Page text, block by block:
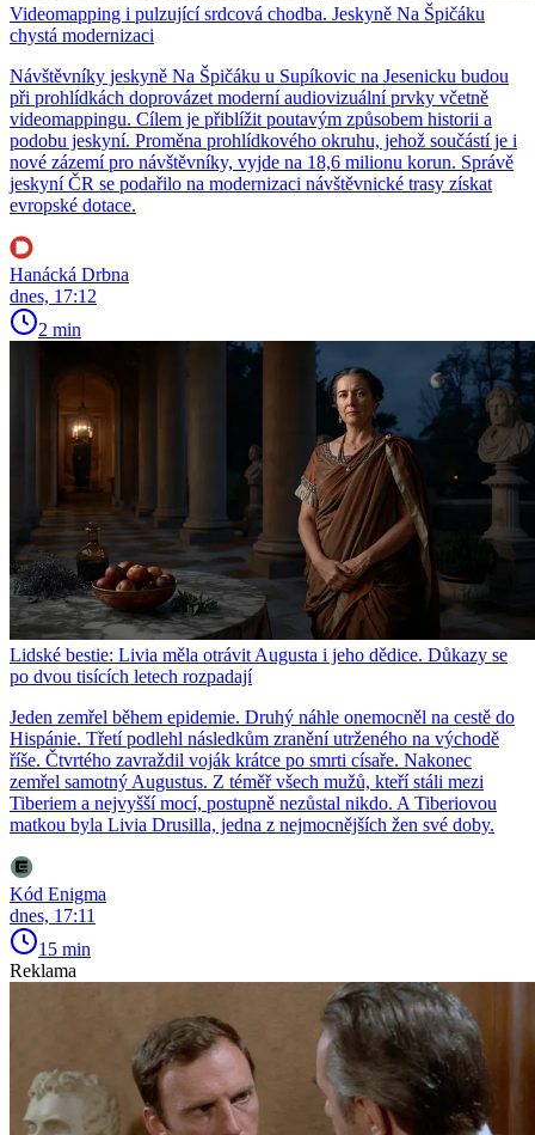
Videomapping i pulzující srdcová chodba. Jeskyně Na Špičáku
chystá modernizaci
Návštěvníky jeskyně Na Špičáku u Supíkovic na Jesenicku budou
při prohlídkách doprovázet moderní audiovizuální prvky včetně
videomappingu. Cílem je přiblížit poutavým způsobem historii a
podobu jeskyní. Proměna prohlídkového okruhu, jehož součástí je i
nové zázemí pro návštěvníky, vyjde na 18,6 milionu korun. Správě
jeskyní ČR se podařilo na modernizaci návštěvnické trasy získat
evropské dotace.
Hanácká Drbna
dnes, 17:12
2 min
Lidské bestie: Livia měla otrávit Augusta i jeho dědice. Důkazy se
po dvou tisících letech rozpadají
Jeden zemřel během epidemie. Druhý náhle onemocněl na cestě do
Hispánie. Třetí podlehl následkům zranění utrženého na východě
říše. Čtvrtého zavraždil voják krátce po smrti císaře. Nakonec
zemřel samotný Augustus. Z téměř všech mužů, kteří stáli mezi
Tiberiem a nejvyšší mocí, postupně nezůstal nikdo. A Tiberiovou
matkou byla Livia Drusilla, jedna z nejmocnějších žen své doby.
Kód Enigma
dnes, 17:11
15 min
Reklama